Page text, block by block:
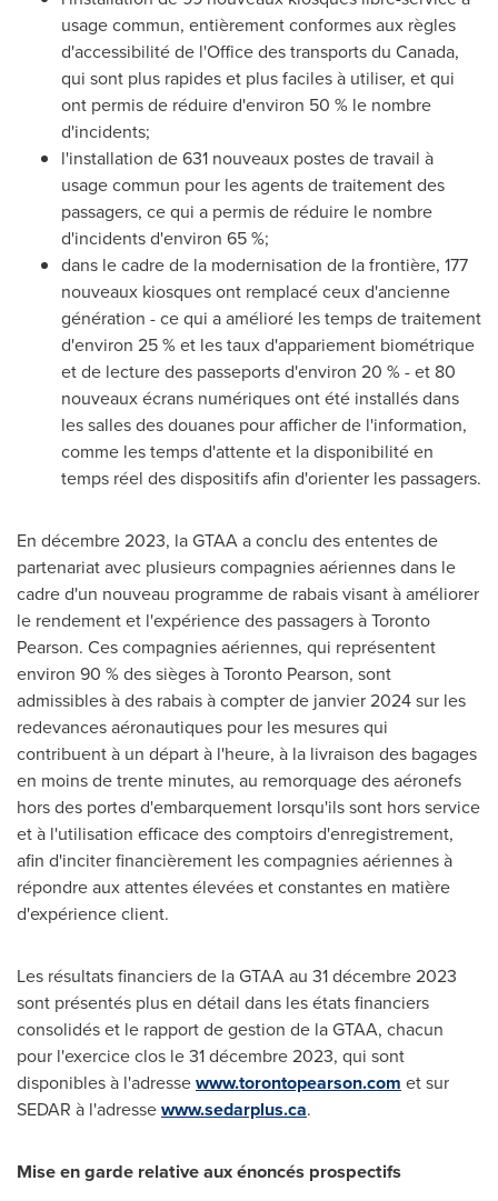
usage commun, entièrement conformes aux règles
d'accessibilité de l'Office des transports du Canada,
qui sont plus rapides et plus faciles à utiliser, et qui
ont permis de réduire d'environ 50 % le nombre
d'incidents;
l'installation de 631 nouveaux postes de travail à
usage commun pour les agents de traitement des
passagers, ce qui a permis de réduire le nombre
d'incidents d'environ 65 %;
dans le cadre de la modernisation de la frontière, 177
nouveaux kiosques ont remplacé ceux d'ancienne
génération - ce qui a amélioré les temps de traitement
d'environ 25 % et les taux d'appariement biométrique
et de lecture des passeports d'environ 20 % - et 80
nouveaux écrans numériques ont été installés dans
les salles des douanes pour afficher de l'information,
comme les temps d'attente et la disponibilité en
temps réel des dispositifs afin d'orienter les passagers.
En décembre 2023, la GTAA a conclu des ententes de
partenariat avec plusieurs compagnies aériennes dans le
cadre d'un nouveau programme de rabais visant à améliorer
le rendement et l'expérience des passagers à Toronto
Pearson. Ces compagnies aériennes, qui représentent
environ 90 % des sièges à Toronto Pearson, sont
admissibles à des rabais à compter de janvier 2024 sur les
redevances aéronautiques pour les mesures qui
contribuent à un départ à l'heure, à la livraison des bagages
en moins de trente minutes, au remorquage des aéronefs
hors des portes d'embarquement lorsqu'ils sont hors service
et à l'utilisation efficace des comptoirs d'enregistrement,
afin d'inciter financièrement les compagnies aériennes à
répondre aux attentes élevées et constantes en matière
d'expérience client.
Les résultats financiers de la GTAA au 31 décembre 2023
sont présentés plus en détail dans les états financiers
consolidés et le rapport de gestion de la GTAA, chacun
pour l'exercice clos le 31 décembre 2023, qui sont
disponibles à l'adressewww.torontopearson.com et sur
SEDAR à l'adressewww.sedarplus.ca.
Mise en garde relative aux énoncés prospectifs